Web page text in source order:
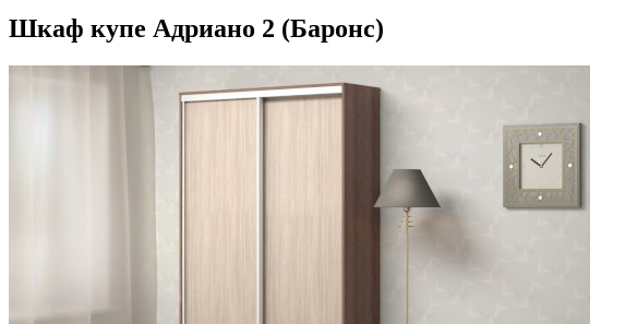
Шкаф купе Адриано 2 (Баронс)